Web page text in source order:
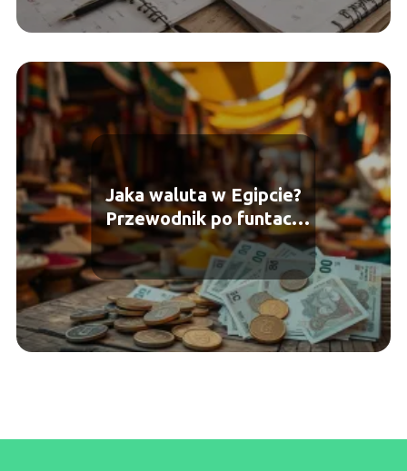
Jaka waluta w Egipcie?
Przewodnik po funtach
egipskich